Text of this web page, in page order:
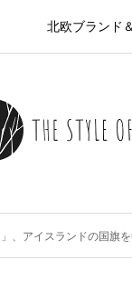
北欧ブランド
、アイスランドの国旗